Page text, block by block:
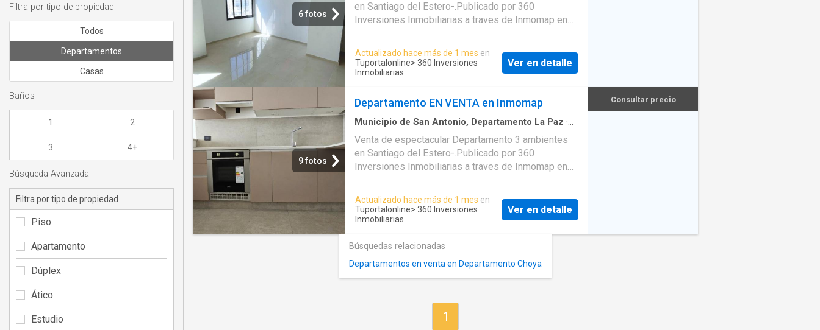
6 fotos
en Santiago del Estero-.Publicado por 360
Inversiones Inmobiliarias a traves de Inmomap en
Actualizado hace más de 1 mes en
Tuportalonline> 360 Inversiones
Inmobiliarias
Ver en detalle
9 fotos
Departamento EN VENTA en Inmomap
Municipio de San Antonio, Departamento La Paz ·
Venta de espectacular Departamento 3 ambientes
en Santiago del Estero-.Publicado por 360
Inversiones Inmobiliarias a traves de Inmomap en
Actualizado hace más de 1 mes en
Tuportalonline> 360 Inversiones
Inmobiliarias
Ver en detalle
Consultar precio
Búsquedas relacionadas
Departamentos en venta en Departamento Choya
1
Filtra por tipo de propiedad
Todos
Departamentos
Casas
Baños
1 2
3 4+
Búsqueda Avanzada
Filtra por tipo de propiedad
Piso
Apartamento
Dúplex
Ático
Estudio